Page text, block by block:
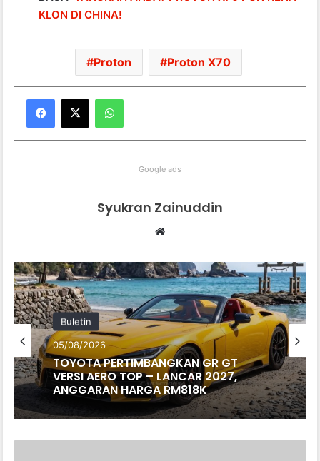
KLON DI CHINA!
Proton Proton X70
WhatsApp
Google ads
Syukran Zainuddin
Buletin
05/08/2026
TOYOTA PERTIMBANGKAN GR GT
VERSI AERO TOP – LANCAR 2027,
ANGGARAN HARGA RM818K